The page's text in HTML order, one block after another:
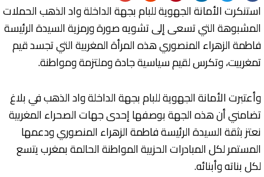
استنكرت الأمانة الجهوية للبام بجهة الداخلة واد الذهب الحملات
المشبوهة التي تسعى إلى تشويه صورة ورمزية السيدة الرئيسة
فاطمة الزهراء المنصوري هذه المرأة المغربية التي تجسد قيم
تمغربيت، وتكرس لقيم سياسية جادة وملتزمة ومواطنة.
وأعتبرت الأمانة الجهوية للبام بجهة الداخلة واد الذهب في بلاغ
تضامني أن هذه الجهة بوصفها إحدى جهات الصحراء المغربية
نعتز بثقة السيدة الرئيسة فاطمة الزهراء المنصوري ودعمها
المستمر لكل المبادرات الحزبية المواطنة الحالمة بمغرب يتسع
لكل بناته وأبنائه.